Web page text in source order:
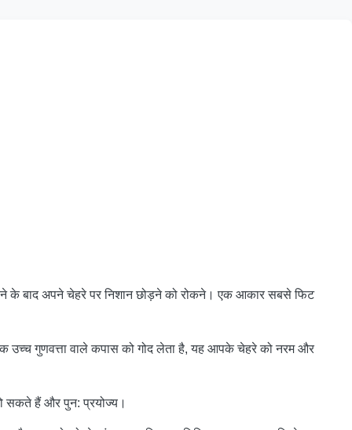
के बाद अपने चेहरे पर निशान छोड़ने को रोकने। एक आकार सबसे फिट
उच्च गुणवत्ता वाले कपास को गोद लेता है, यह आपके चेहरे को नरम और
सकते हैं और पुन: प्रयोज्य।